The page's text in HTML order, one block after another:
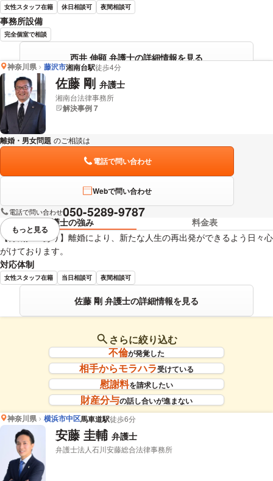
女性スタッフ在籍 休日相談可 夜間相談可
事務所設備
完全個室で相談
西井 伸顕 弁護士の詳細情報を見る
神奈川県 藤沢市湘南台駅徒歩4分
佐藤 剛 弁護士
湘南台法律事務所
解決事例 7
離婚・男女問題 のご相談は
電話で問い合わせ
Webで問い合わせ
電話で問い合わせ050-5289-9787
弁護士の強み
料金表
【分割払いあり】離婚により、新たな人生の再出発ができるよう日々心
がけております。
対応体制
女性スタッフ在籍 当日相談可 夜間相談可
佐藤 剛 弁護士の詳細情報を見る
視覚的に省略されている要素を
もっと見る
さらに絞り込む
不倫が発覚した
相手からモラハラ受けている
慰謝料を請求したい
財産分与の話し合いが進まない
神奈川県
横浜市中区馬車道駅徒歩6分
安藤 圭輔 弁護士
弁護士法人石川安藤総合法律事務所